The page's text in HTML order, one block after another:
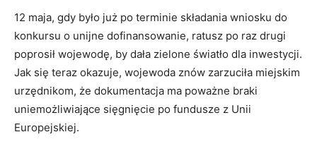
12 maja, gdy było już po terminie składania wniosku do
konkursu o unijne dofinansowanie, ratusz po raz drugi
poprosił wojewodę, by dała zielone światło dla inwestycji.
Jak się teraz okazuje, wojewoda znów zarzuciła miejskim
urzędnikom, że dokumentacja ma poważne braki
uniemożliwiające sięgnięcie po fundusze z Unii
Europejskiej.